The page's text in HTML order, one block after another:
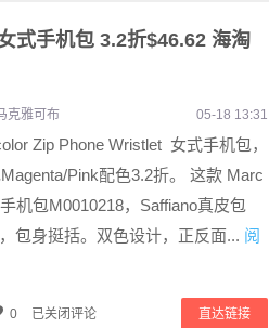
式手机包 3.2折$46.62 海淘
克雅可布 05-18 13:31
Zip Phone Wristlet 女式手机包，
Pink配色3.2折。 这款 Marc
机包M0010218，Saffiano真皮包
包身挺括。双色设计，正反面... 阅
直达链接
0 已关闭评论